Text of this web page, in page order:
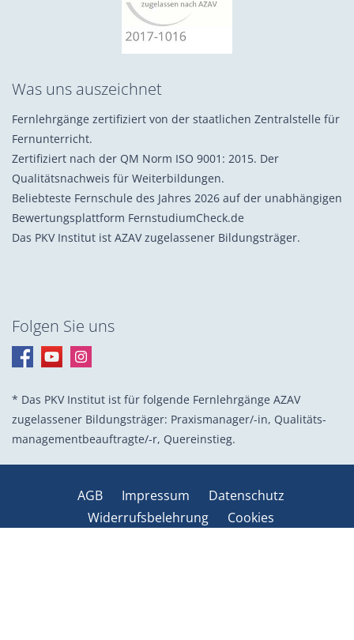
Was uns auszeichnet
Fernlehrgänge zertifiziert von der staatlichen Zentralstelle für
Fernunterricht.
Zertifiziert nach der QM Norm ISO 9001: 2015. Der
Qualitätsnachweis für Weiterbildungen.
Beliebteste Fernschule des Jahres 2026 auf der unabhängigen
Bewertungsplattform FernstudiumCheck.de
Das PKV Institut ist AZAV zugelassener Bildungsträger.
Folgen Sie uns
* Das PKV Institut ist für folgende Fernlehrgänge AZAV
zugelassener Bildungsträger: Praxis­manager/-in, Quali­täts­
management­beauf­tragte/-r, Quer­einstieg.
AGB Impressum
Datenschutz
Widerrufsbelehrung
Cookies